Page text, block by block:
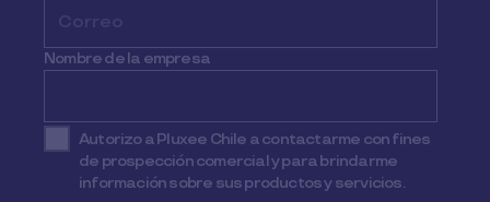
Nombre de la empresa
Autorizo a Pluxee Chile a contactarme con fines
de prospección comercial y para brindarme
información sobre sus productos y servicios.